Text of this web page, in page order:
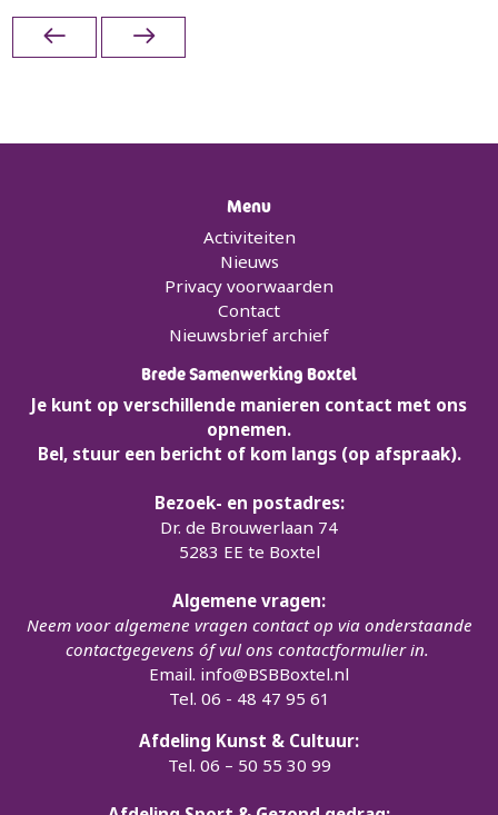
Menu
Activiteiten
Nieuws
Privacy voorwaarden
Contact
Nieuwsbrief archief
Brede Samenwerking Boxtel
Je kunt op verschillende manieren contact met ons
opnemen.
Bel, stuur een bericht of kom langs (op afspraak).
Bezoek- en postadres:
Dr. de Brouwerlaan 74
5283 EE te Boxtel
Algemene vragen:
Neem voor algemene vragen contact op via onderstaande
contactgegevens óf vul ons contactformulier in.
Email. info@BSBBoxtel.nl
Tel. 06 - 48 47 95 61
Afdeling Kunst & Cultuur:
Tel. 06 – 50 55 30 99